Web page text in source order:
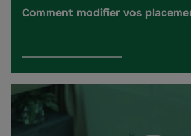
Comment modifier vos